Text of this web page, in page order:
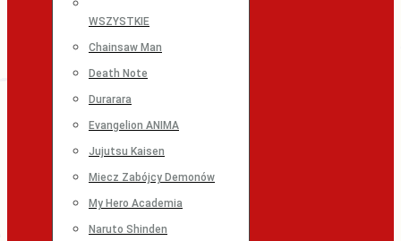
WSZYSTKIE
Chainsaw Man
Death Note
Durarara
Evangelion ANIMA
Jujutsu Kaisen
Miecz Zabójcy Demonów
My Hero Academia
Naruto Shinden